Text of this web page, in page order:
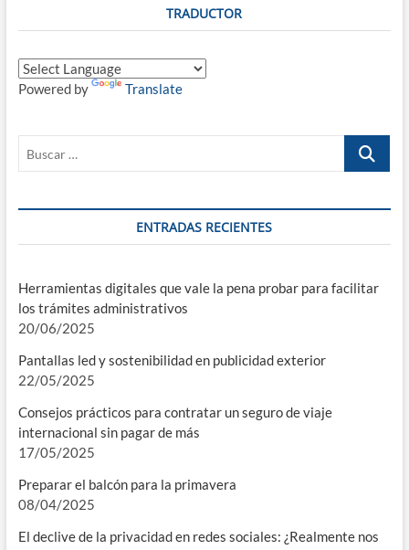
TRADUCTOR
Powered by Translate
Buscar
ENTRADAS RECIENTES
Herramientas digitales que vale la pena probar para facilitar
los trámites administrativos
20/06/2025
Pantallas led y sostenibilidad en publicidad exterior
22/05/2025
Consejos prácticos para contratar un seguro de viaje
internacional sin pagar de más
17/05/2025
Preparar el balcón para la primavera
08/04/2025
El declive de la privacidad en redes sociales: ¿Realmente nos